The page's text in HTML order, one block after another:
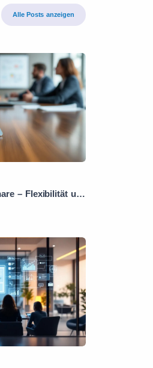
Alle Posts anzeigen
Mieten von Tablets für Seminare – Flexibilität und Leistung